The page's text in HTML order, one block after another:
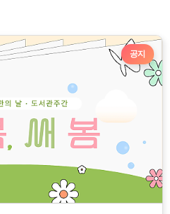
공지